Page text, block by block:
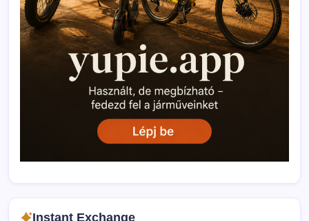
Instant Exchange